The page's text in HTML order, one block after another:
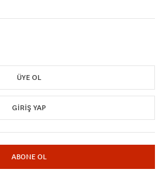
ÜYE OL
GIRIŞ YAP
ABONE OL